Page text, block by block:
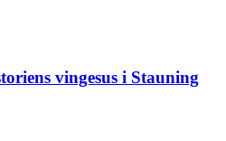
vingesus i Stauning